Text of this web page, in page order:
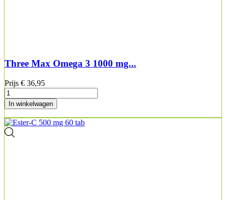
Three Max Omega 3 1000 mg...
Prijs € 36,95
In winkelwagen